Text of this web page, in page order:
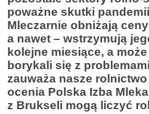
poważne skutki
Mleczarnie obniżają
a nawet – wstrzymują
kolejne miesiące, a mo
borykali się z
zauważa nasze
ocenia Polska Izba
z Brukseli mogą liczyć